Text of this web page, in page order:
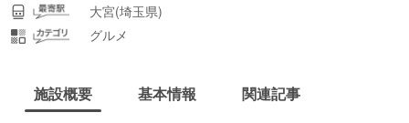
大宮(埼玉県)
グルメ
施設概要 基本情報 関連記事